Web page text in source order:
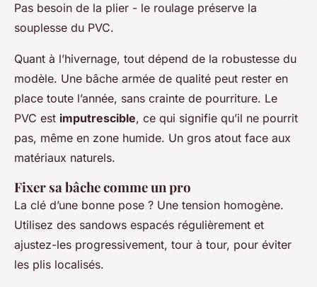
Pas besoin de la plier - le roulage préserve la
souplesse du PVC.
Quant à l’hivernage, tout dépend de la robustesse du
modèle. Une bâche armée de qualité peut rester en
place toute l’année, sans crainte de pourriture. Le
PVC est imputrescible, ce qui signifie qu’il ne pourrit
pas, même en zone humide. Un gros atout face aux
matériaux naturels.
Fixer sa bâche comme un pro
La clé d’une bonne pose ? Une tension homogène.
Utilisez des sandows espacés régulièrement et
ajustez-les progressivement, tour à tour, pour éviter
les plis localisés.